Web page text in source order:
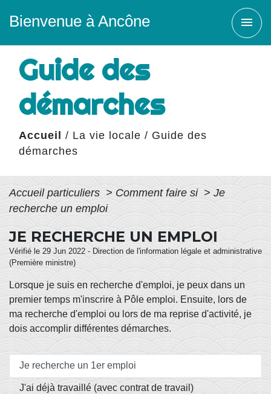
Bienvenue à Ancône menu
Guide des
démarches
Accueil / La vie locale / Guide des
démarches
Accueil particuliers > Comment faire si > Je
recherche un emploi
JE RECHERCHE UN EMPLOI
Vérifié le 29 Jun 2022 - Direction de l'information légale et administrative
(Première ministre)
Lorsque je suis en recherche d'emploi, je peux dans un
premier temps m'inscrire à Pôle emploi. Ensuite, lors de
ma recherche d'emploi ou lors de ma reprise d'activité, je
dois accomplir différentes démarches.
Je recherche un 1er emploi
J'ai déjà travaillé (avec contrat de travail)